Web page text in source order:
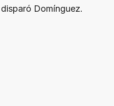
Domínguez.